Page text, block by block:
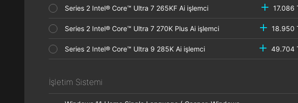
Series 2 Intel® Core™ Ultra 7 265KF Ai işlemci 17.086
Series 2 Intel® Core™ Ultra 7 270K Plus Ai işlemci 18.950
Series 2 Intel® Core™ Ultra 9 285K Ai işlemci 49.704
İşletim Sistemi